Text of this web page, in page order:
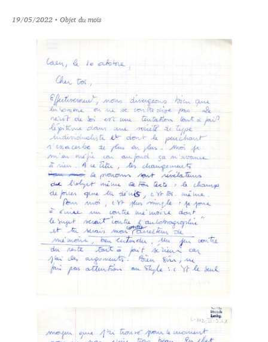
19/05/2022• Objet du mois